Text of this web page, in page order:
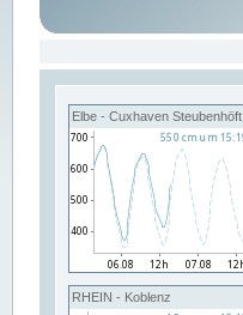
Elbe - Cuxhaven Steubenhöft
RHEIN - Koblenz